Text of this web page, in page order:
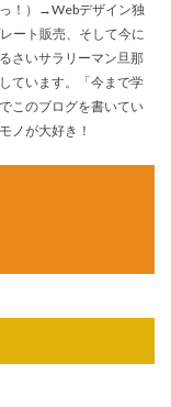
！）→Webデザイン独
ート販売、そして今に
さいサラリーマン旦那
ています。「今まで学
このブログを書いてい
ノが大好き！